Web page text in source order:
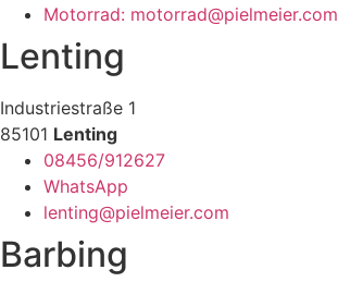
Motorrad: motorrad@pielmeier.com
Lenting
Industriestraße 1
85101 Lenting
08456/912627
WhatsApp
lenting@pielmeier.com
Barbing